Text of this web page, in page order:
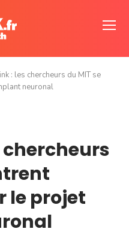
: les chercheurs du MIT se
neuronal
chercheurs
le projet